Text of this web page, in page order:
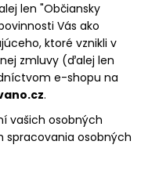
len "Občiansky
Vás ako
ktoré vznikli v
zmluvy (ďalej len
e-shopu na
.
vašich osobných
spracovania osobných